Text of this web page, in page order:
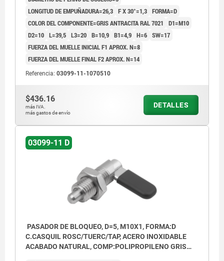
LONGITUD DE EMPUÑADURA=26,3 F X 30°=1,3 FORMA=D
COLOR DEL COMPONENTE=GRIS ANTRACITA RAL 7021
D1=M10
D2=10 L=39,5 L3=20 B=10,9 B1=4,9 H=6 SW=17
FUERZA DEL MUELLE INICIAL F1 APROX. N=8
FUERZA DEL MUELLE FINAL F2 APROX. N=14
Referencia: 03099-11-1070510
$436.16
más IVA.
más gastos de envío
DETALLES
03099-11 D
PASADOR DE BLOQUEO, D=5, M10X1, FORMA:D
C.CASQUIL ROSC/TUERC/TAP, ACERO INOXIDABLE
ACABADO NATURAL, COMP:POLIPROPILENO GRIS